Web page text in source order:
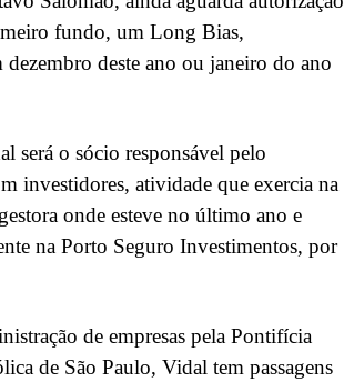
fundo, um Long Bias,
deste ano ou janeiro do ano
será o sócio responsável pelo
investidores, atividade que exercia na
onde esteve no último ano e
na Porto Seguro Investimentos, por
de empresas pela Pontifícia
de São Paulo, Vidal tem passagens